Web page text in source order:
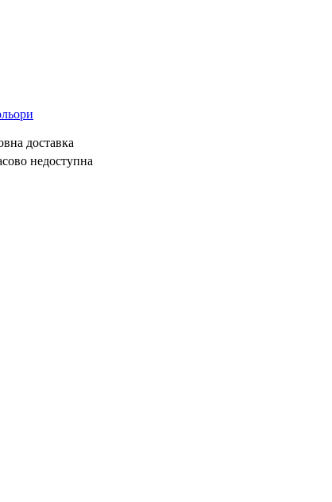
доставка
недоступна